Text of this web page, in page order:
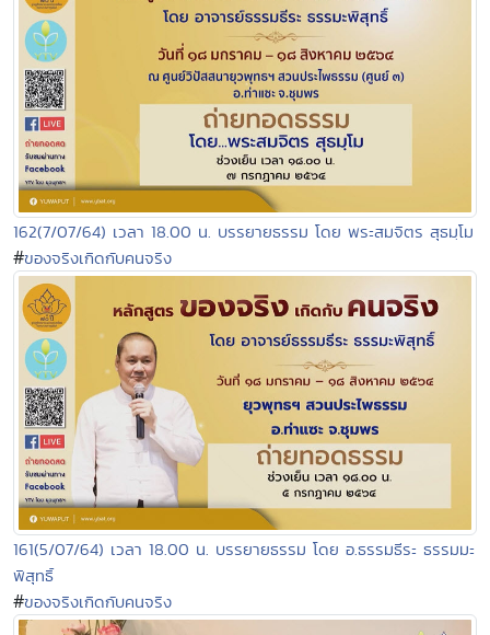
162(7/07/64) เวลา 18.00 น. บรรยายธรรม โดย พระสมจิตร สุธมฺโม
#ของจริงเกิดกับคนจริง
161(5/07/64) เวลา 18.00 น. บรรยายธรรม โดย อ.ธรรมธีระ ธรรมมะ
พิสุทธิ์
#ของจริงเกิดกับคนจริง